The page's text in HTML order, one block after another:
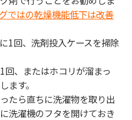
ではの乾燥機能低下は改善
1回、洗剤投入ケースを掃除
回、またはホコリが溜まっ
ます。
たら直ちに洗濯物を取り出
洗濯機のフタを開けておき